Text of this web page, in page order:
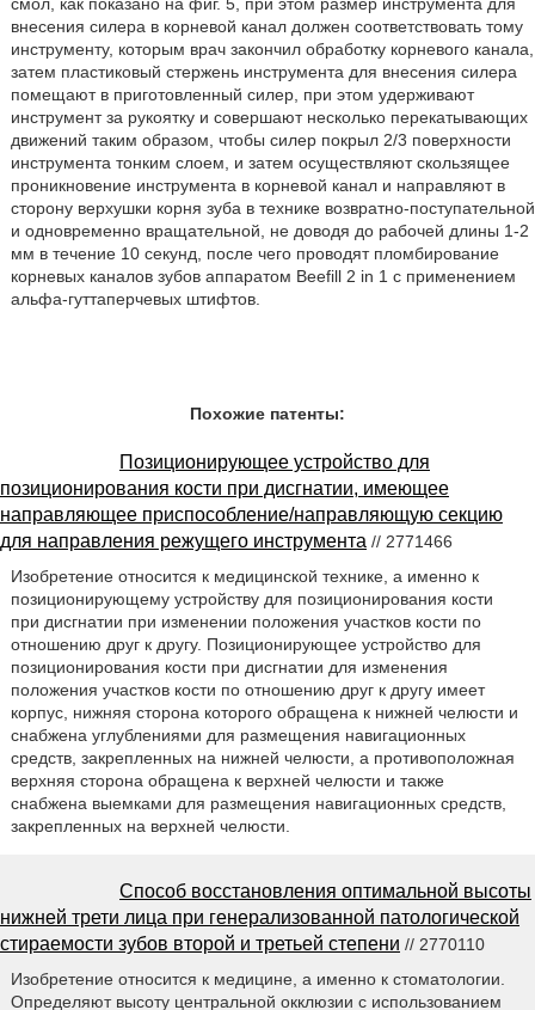
смол, как показано на фиг. 5, при этом размер инструмента для
внесения силера в корневой канал должен соответствовать тому
инструменту, которым врач закончил обработку корневого канала,
затем пластиковый стержень инструмента для внесения силера
помещают в приготовленный силер, при этом удерживают
инструмент за рукоятку и совершают несколько перекатывающих
движений таким образом, чтобы силер покрыл 2/3 поверхности
инструмента тонким слоем, и затем осуществляют скользящее
проникновение инструмента в корневой канал и направляют в
сторону верхушки корня зуба в технике возвратно-поступательной
и одновременно вращательной, не доводя до рабочей длины 1-2
мм в течение 10 секунд, после чего проводят пломбирование
корневых каналов зубов аппаратом Beefill 2 in 1 с применением
альфа-гуттаперчевых штифтов.
Похожие патенты:
Позиционирующее устройство для
позиционирования кости при дисгнатии, имеющее
направляющее приспособление/направляющую секцию
для направления режущего инструмента // 2771466
Изобретение относится к медицинской технике, а именно к
позиционирующему устройству для позиционирования кости
при дисгнатии при изменении положения участков кости по
отношению друг к другу. Позиционирующее устройство для
позиционирования кости при дисгнатии для изменения
положения участков кости по отношению друг к другу имеет
корпус, нижняя сторона которого обращена к нижней челюсти и
снабжена углублениями для размещения навигационных
средств, закрепленных на нижней челюсти, а противоположная
верхняя сторона обращена к верхней челюсти и также
снабжена выемками для размещения навигационных средств,
закрепленных на верхней челюсти.
Способ восстановления оптимальной высоты
нижней трети лица при генерализованной патологической
стираемости зубов второй и третьей степени // 2770110
Изобретение относится к медицине, а именно к стоматологии.
Определяют высоту центральной окклюзии с использованием